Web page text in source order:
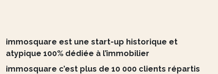
immosquare est une start-up historique et
atypique 100% dédiée à l’immobilier
immosquare c’est plus de 10 000 clients répartis